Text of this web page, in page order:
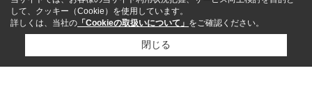
して、クッキー（Cookie）を使用しています。
詳しくは、当社の 「Cookieの取扱いについて」 をご確認ください。
閉じる